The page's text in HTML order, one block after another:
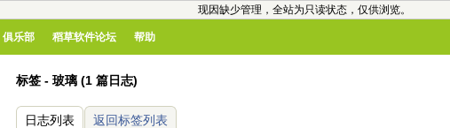
现因缺少管理，全站为只读状态，仅供浏览。
俱乐部 稻草软件论坛 帮助
标签 - 玻璃 (1 篇日志)
日志列表 返回标签列表